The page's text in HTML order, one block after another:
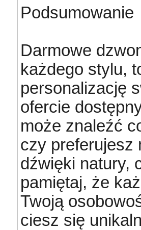
Podsumowanie
Darmowe
każdego stylu,
personalizację
ofercie
może znaleźć
czy preferujesz
dźwięki natury,
pamiętaj, że
Twoją
ciesz się